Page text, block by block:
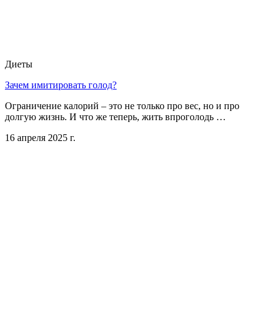
Диеты
Зачем имитировать голод?
Ограничение калорий – это не только про вес, но и про
долгую жизнь. И что же теперь, жить впроголодь …
16 апреля 2025 г.